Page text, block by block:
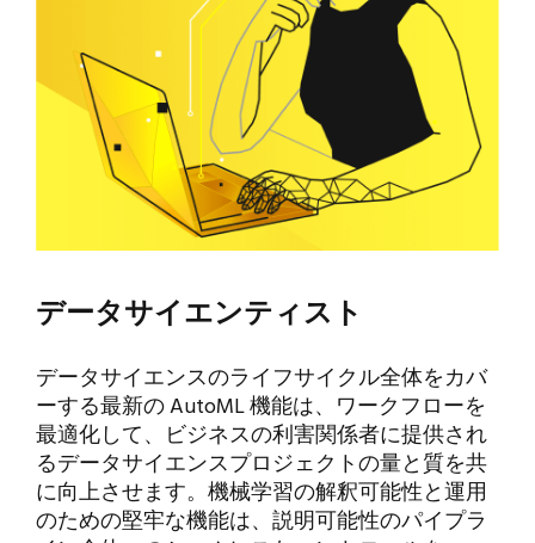
データサイエンティスト
データサイエンスのライフサイクル全体をカバ
ーする最新の AutoML 機能は、ワークフローを
最適化して、ビジネスの利害関係者に提供され
るデータサイエンスプロジェクトの量と質を共
に向上させます。機械学習の解釈可能性と運用
のための堅牢な機能は、説明可能性のパイプラ